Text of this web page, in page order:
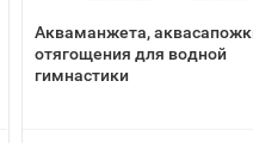
Акваманжета,
отягощения для водной
гимнастики